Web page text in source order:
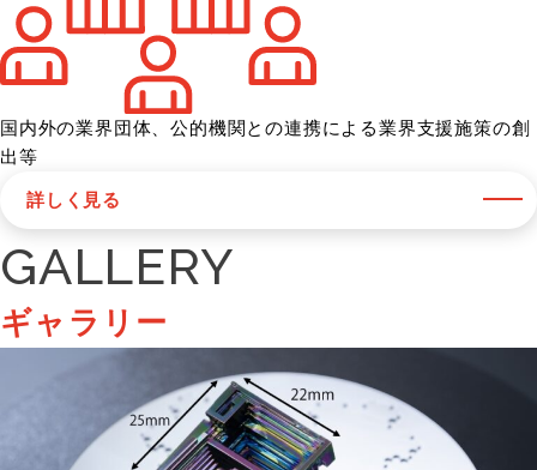
国内外の業界団体、公的機関との連携による業界支援施策の創
出等
詳しく見る
GALLERY
ギャラリー